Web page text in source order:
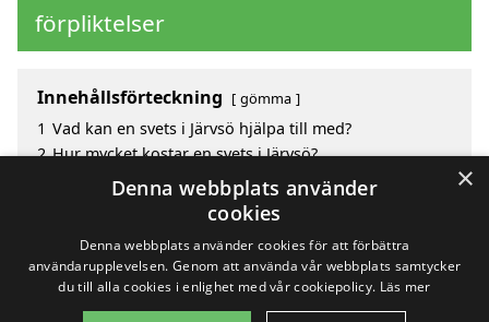
förpliktelser
Innehållsförteckning gömma
1 Vad kan en svets i Järvsö hjälpa till med?
2 Hur mycket kostar en svets i Järvsö?
Fördelar med att välja svets i Järvsö
Sök efter en skicklig svets i de omgivande städerna
×
Denna webbplats använder
cookies
Denna webbplats använder cookies för att förbättra
användarupplevelsen. Genom att använda vår webbplats samtycker
du till alla cookies i enlighet med vår cookiepolicy. Läs mer